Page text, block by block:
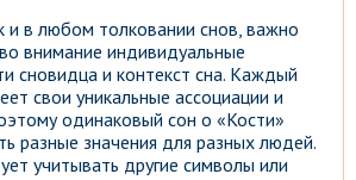
и в любом толковании снов, важно
внимание индивидуальные
сновидца и контекст сна. Каждый
свои уникальные ассоциации и
одинаковый сон о «Кости»
разные значения для разных людей.
учитывать другие символы или